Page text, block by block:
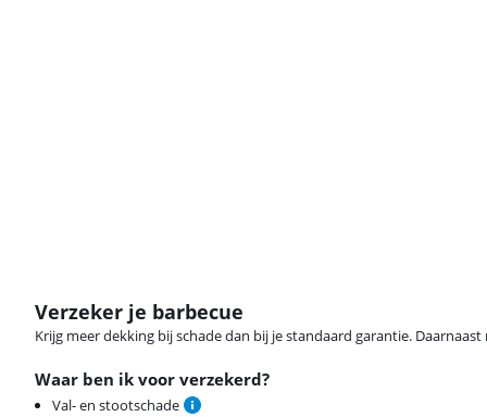
Verzeker je barbecue
Krijg meer dekking bij schade dan bij je standaard garantie.
Waar ben ik voor verzekerd?
Val- en stootschade